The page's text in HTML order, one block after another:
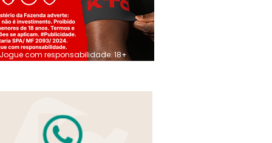
Jogue com responsabilidade. 18+